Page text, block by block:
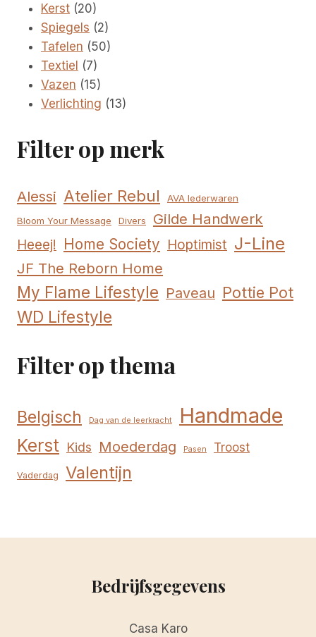
Kerst 2020
producten
Spiegels 22
producten
Tafelen 5050
Textiel 77
producten
Vazen 1515
producten
Verlichting 1313
Filter op merk
Alessi Atelier Rebul
AVA lederwaren
Bloom Your Message
Divers Gilde Handwerk
Heeej! Home Society Hoptimist J-Line
JF The Reborn Home
My Flame Lifestyle Paveau Pottie Pot
WD Lifestyle
Filter op thema
Belgisch Dag van de leerkracht Handmade
Kerst Kids Moederdag Pasen Troost
Vaderdag Valentijn
Bedrijfsgegevens
Casa Karo